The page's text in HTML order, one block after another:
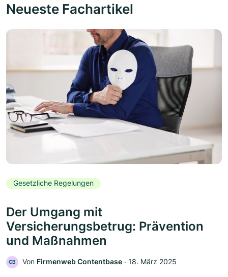
Neueste Fachartikel
Gesetzliche Regelungen
Der Umgang mit
Versicherungsbetrug: Prävention
und Maßnahmen
CB Von Firmenweb Contentbase ‧ 18. März 2025